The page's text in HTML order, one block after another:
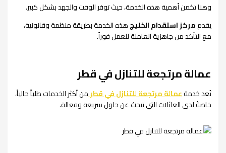
وهنا تكمن أهمية هذه الخدمة، حيث توفر الوقت والجهد بشكل كبير.
يقدممركز استقدام الخليجهذه الخدمة بطريقة منظمة وقانونية،
مع التأكد من جاهزية العاملة للعمل فوراً.
عمالة مرتجعة للتنازل في قطر
تُعد خدمةعمالة مرتجعة للتنازل في قطرمن أكثر الخدمات طلباً حالياً،
خاصةً لدى العائلات التي تبحث عن حلول سريعة وفعالة.